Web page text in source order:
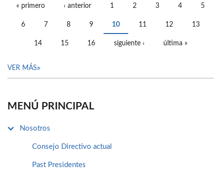
« primero ‹ anterior 1 2 3 4 5
6 7 8 9 10 11 12 13
14 15 16 siguiente › última »
VER MÁS
MENÚ PRINCIPAL
Nosotros
Consejo Directivo actual
Past Presidentes